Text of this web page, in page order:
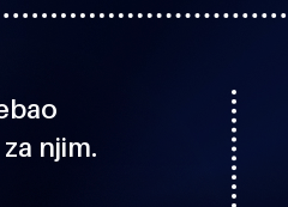
njim.